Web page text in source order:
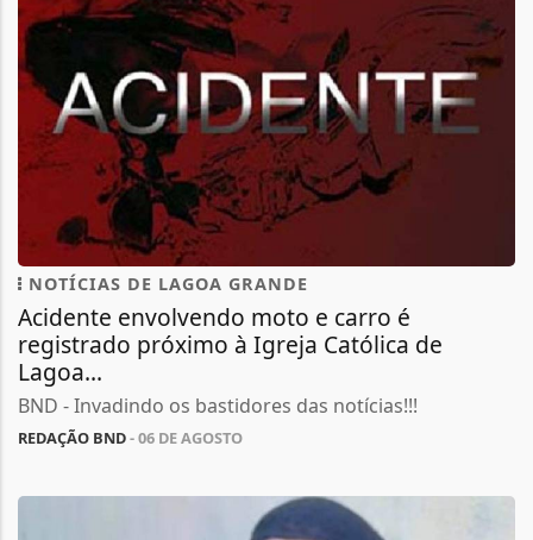
NOTÍCIAS DE LAGOA GRANDE
Acidente envolvendo moto e carro é
registrado próximo à Igreja Católica de
Lagoa...
BND - Invadindo os bastidores das notícias!!!
REDAÇÃO BND- 06 DE AGOSTO